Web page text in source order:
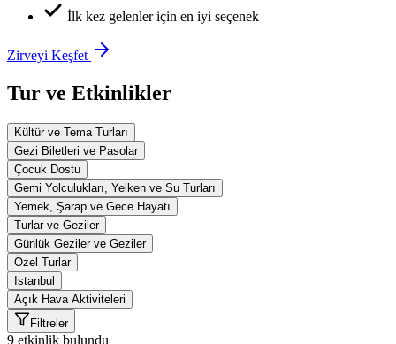
İlk kez gelenler için en iyi seçenek
Zirveyi Keşfet
Tur ve Etkinlikler
Kültür ve Tema Turları
Gezi Biletleri ve Pasolar
Çocuk Dostu
Gemi Yolculukları, Yelken ve Su Turları
Yemek, Şarap ve Gece Hayatı
Turlar ve Geziler
Günlük Geziler ve Geziler
Özel Turlar
Istanbul
Açık Hava Aktiviteleri
Filtreler
9 etkinlik bulundu